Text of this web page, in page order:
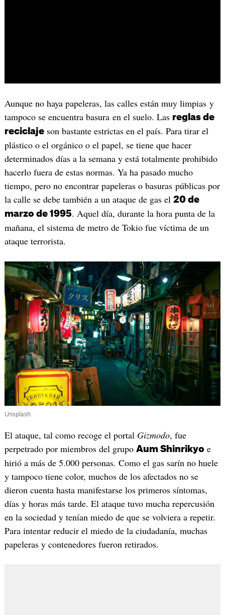
Aunque no haya papeleras, las calles están muy limpias y
tampoco se encuentra basura en el suelo. Las reglas de
reciclajeson bastante estrictas en el país. Para tirar el
plástico o el orgánico o el papel, se tiene que hacer
determinados días a la semana y está totalmente prohibido
hacerlo fuera de estas normas. Ya ha pasado mucho
tiempo, pero no encontrar papeleras o basuras públicas por
la calle se debe también a un ataque de gas el 20 de
marzo de 1995. Aquel día, durante la hora punta de la
mañana, el sistema de metro de Tokio fue víctima de un
ataque terrorista.
Unsplash
El ataque, tal como recoge el portal Gizmodo, fue
perpetrado por miembros del grupo Aum Shinrikyo e
hirió a más de 5.000 personas. Como el gas sarín no huele
y tampoco tiene color, muchos de los afectados no se
dieron cuenta hasta manifestarse los primeros síntomas,
días y horas más tarde. El ataque tuvo mucha repercusión
en la sociedad y tenían miedo de que se volviera a repetir.
Para intentar reducir el miedo de la ciudadanía, muchas
papeleras y contenedores fueron retirados.